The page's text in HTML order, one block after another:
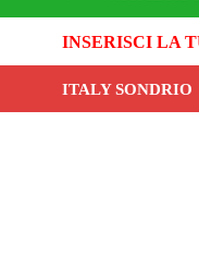
INSERISCI LA
ITALY SONDRIO